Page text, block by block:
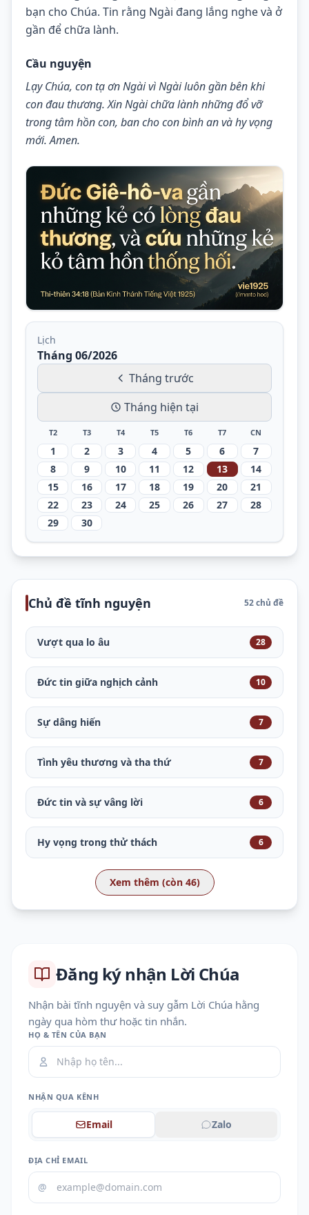
bạn cho Chúa. Tin rằng Ngài đang lắng nghe và ở
gần để chữa lành.
Cầu nguyện
Lạy Chúa, con tạ ơn Ngài vì Ngài luôn gần bên khi
con đau thương. Xin Ngài chữa lành những đổ vỡ
trong tâm hồn con, ban cho con bình an và hy vọng
mới. Amen.
Lịch
Tháng 06/2026
Tháng trước
Tháng hiện tại
T2 T3 T4 T5 T6 T7 CN
1 2 3 4 5 6
7
8
9 10 11 12 13
14
15
16 17 18 19 20
21
22
23 24 25 26 27
28
29
30
Chủ đề tĩnh nguyện 52 chủ đề
Vượt qua lo âu 28
Đức tin giữa nghịch cảnh 10
Sự dâng hiến 7
Tình yêu thương và tha thứ 7
Đức tin và sự vâng lời 6
Hy vọng trong thử thách 6
Xem thêm (còn 46)
Đăng ký nhận Lời Chúa
Nhận bài tĩnh nguyện và suy gẫm Lời Chúa hằng
ngày qua hòm thư hoặc tin nhắn.
HỌ & TÊN CỦA BẠN
NHẬN QUA KÊNH
Email Zalo
ĐỊA CHỈ EMAIL
@